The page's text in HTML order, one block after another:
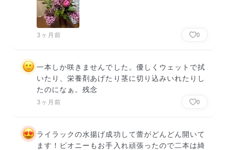
3ヶ月前 0
一本しか咲きませんでした。優しくウェットで拭
いたり、栄養剤あげたり茎に切り込みいれたりし
たのになぁ。残念
3ヶ月前 0
ライラックの水揚げ成功して蕾がどんどん開いて
ます！ピオニーもお手入れ頑張ったので二本は綺